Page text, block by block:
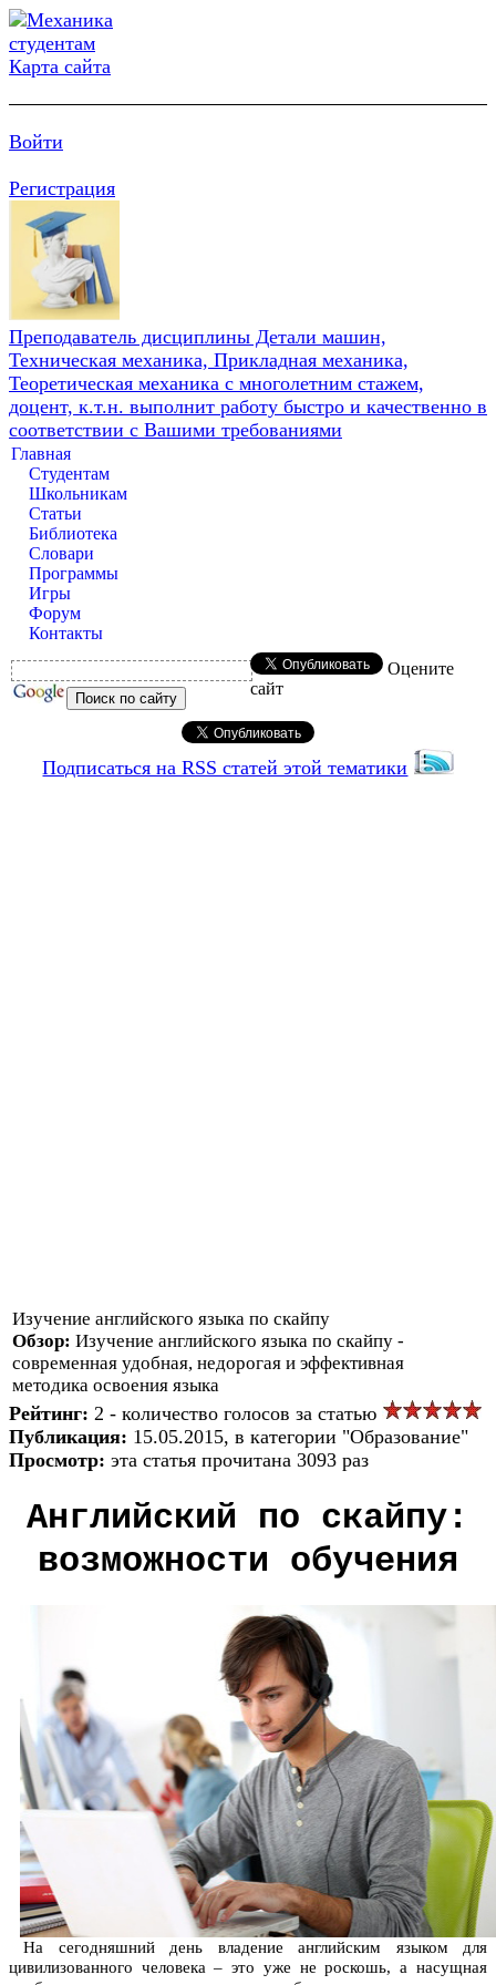
Карта сайта
Войти
Регистрация
Преподаватель дисциплины Детали машин,
Техническая механика, Прикладная механика,
Теоретическая механика с многолетним стажем,
доцент, к.т.н. выполнит работу быстро и качественно в
соответствии с Вашими требованиями
Главная
Студентам
Школьникам
Статьи
Библиотека
Словари
Программы
Игры
Форум
Контакты
Оцените
сайт
Подписаться на RSS статей этой тематики
Изучение английского языка по скайпу
Обзор: Изучение английского языка по скайпу -
современная удобная, недорогая и эффективная
методика освоения языка
Рейтинг: 2 - количество голосов за статью
Публикация: 15.05.2015, в категории "Образование"
Просмотр: эта статья прочитана 3093 раз
Английский по скайпу:
возможности обучения
На сегодняшний день владение английским языком для
цивилизованного человека – это уже не роскошь, а насущная